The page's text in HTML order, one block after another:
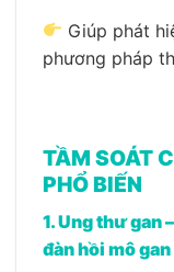
Giúp phát
phương pháp
TẦM SOÁT
PHỔ BIẾN
1. Ung thư gan
đàn hồi mô